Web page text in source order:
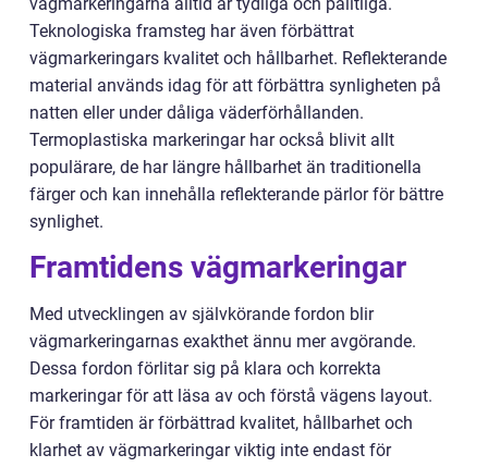
Teknologiska framsteg har även förbättrat
vägmarkeringars kvalitet och hållbarhet. Reflekterande
material används idag för att förbättra synligheten på
natten eller under dåliga väderförhållanden.
Termoplastiska markeringar har också blivit allt
populärare, de har längre hållbarhet än traditionella
färger och kan innehålla reflekterande pärlor för bättre
synlighet.
Framtidens vägmarkeringar
Med utvecklingen av självkörande fordon blir
vägmarkeringarnas exakthet ännu mer avgörande.
Dessa fordon förlitar sig på klara och korrekta
markeringar för att läsa av och förstå vägens layout.
För framtiden är förbättrad kvalitet, hållbarhet och
klarhet av vägmarkeringar viktig inte endast för